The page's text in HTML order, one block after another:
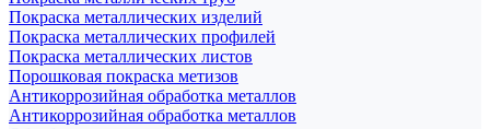
Покраска металлических изделий
Покраска металлических профилей
Покраска металлических листов
Порошковая покраска метизов
Антикоррозийная обработка металлов
Антикоррозийная обработка металлов